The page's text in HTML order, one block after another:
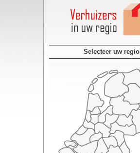
Selecteer uw regio